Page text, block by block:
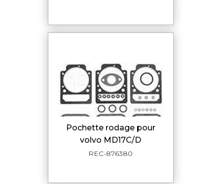
pochette rodage pour
volvo MD17C/D
REC-876380